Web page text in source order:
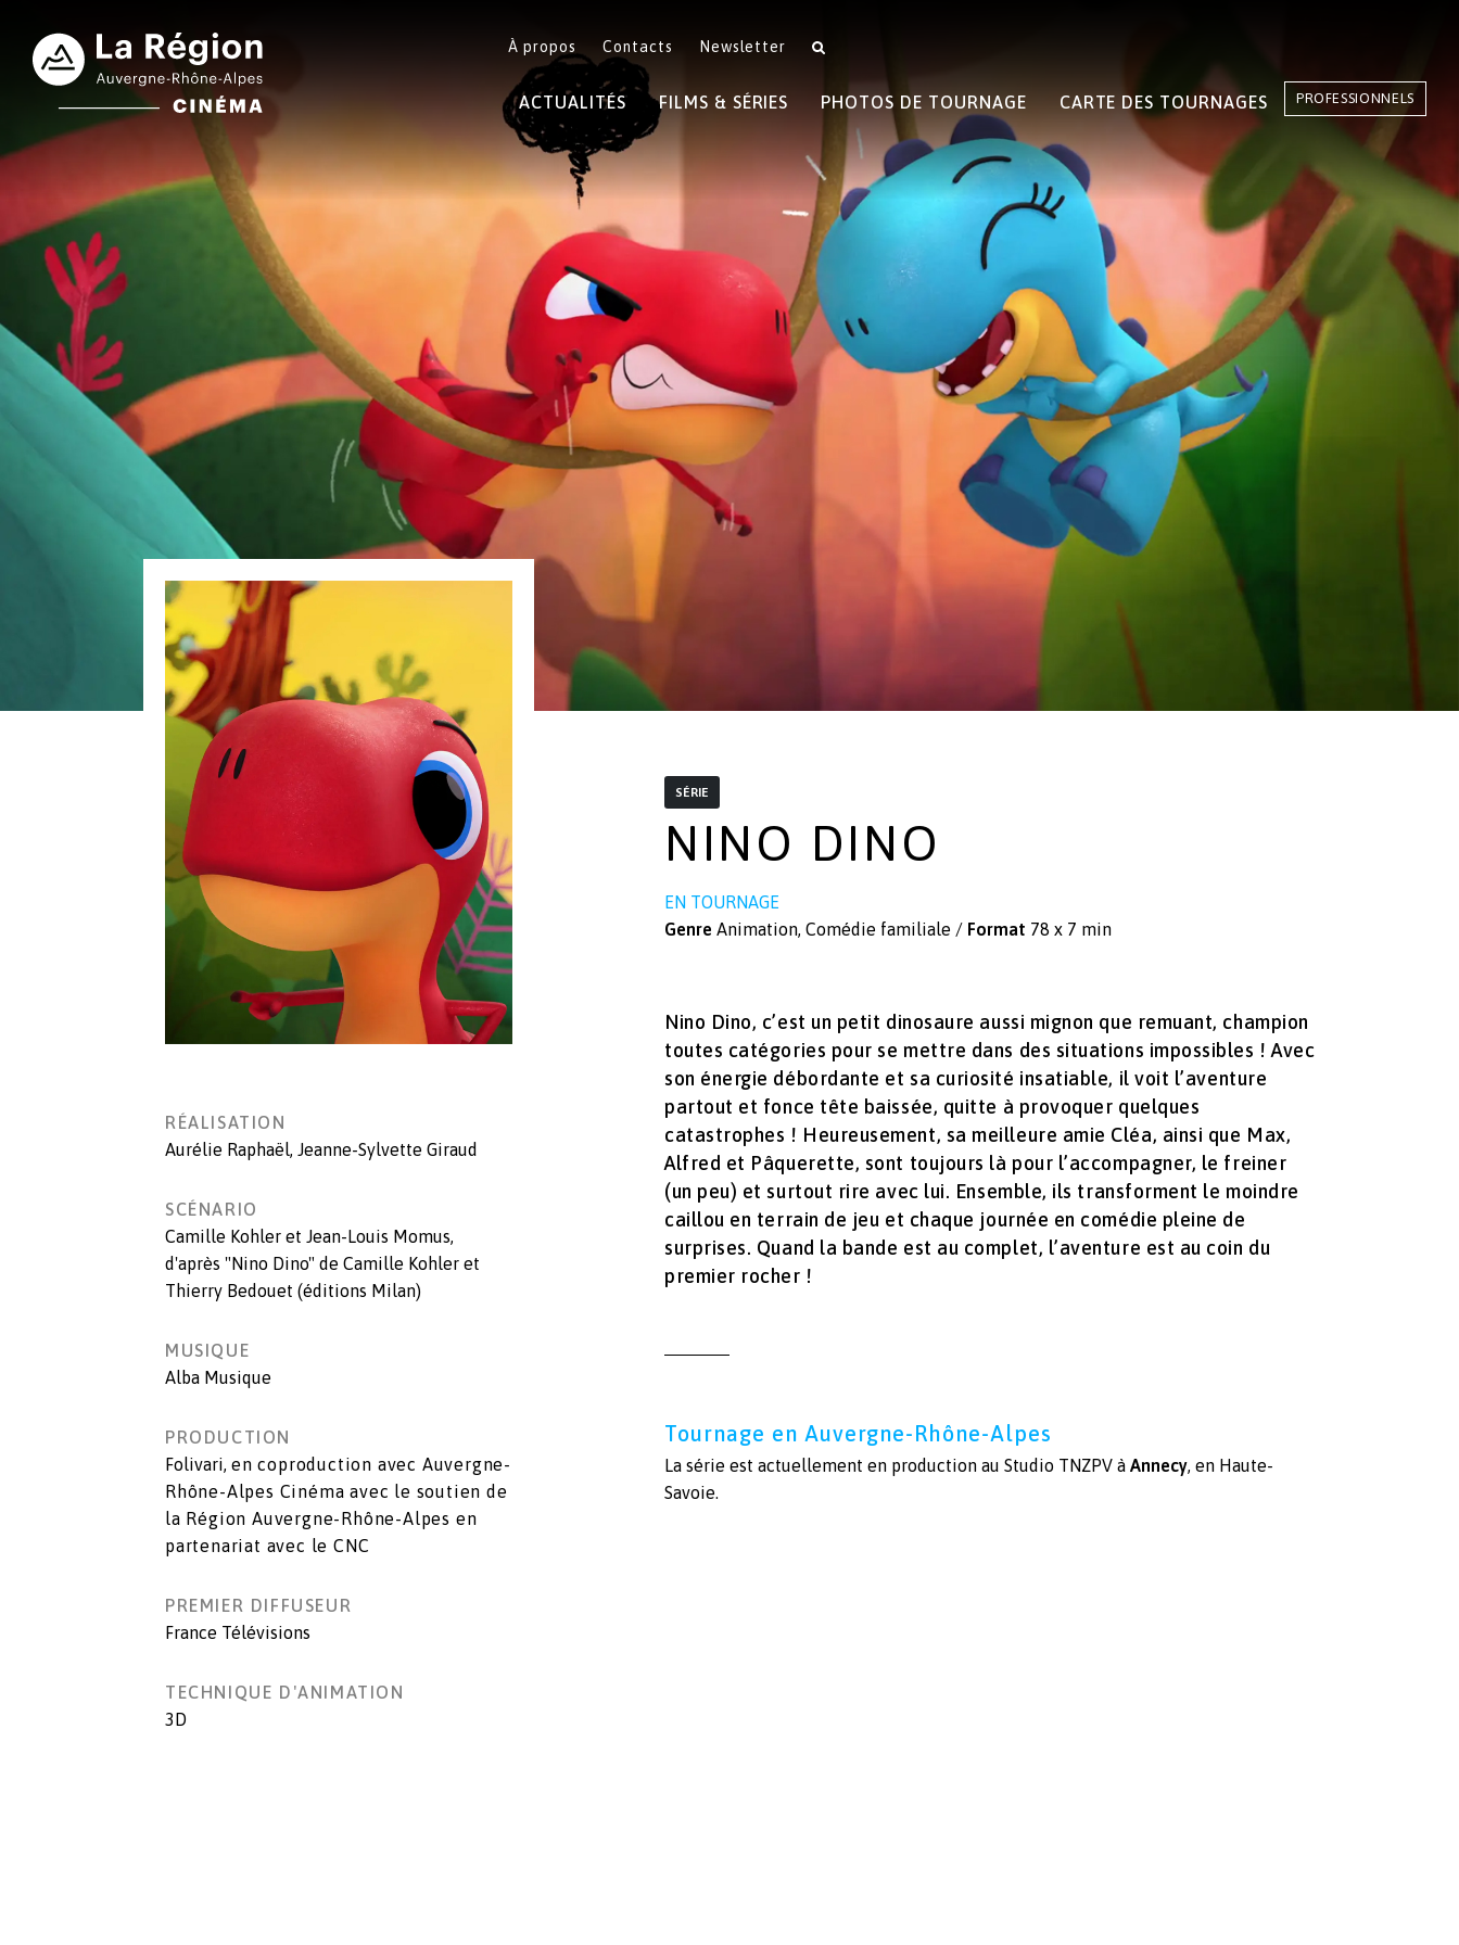
À propos Contacts Newsletter
ACTUALITÉS FILMS & SÉRIES PHOTOS DE TOURNAGE CARTE DES TOURNAGES PROFESSIONNELS
RÉALISATION
Aurélie Raphaël, Jeanne-Sylvette Giraud
SCÉNARIO
Camille Kohler et Jean-Louis Momus,
d'après "Nino Dino" de Camille Kohler et
Thierry Bedouet (éditions Milan)
MUSIQUE
Alba Musique
PRODUCTION
Folivari, en coproduction avec Auvergne-
Rhône-Alpes Cinéma avec le soutien de
la Région Auvergne-Rhône-Alpes en
partenariat avec le CNC
PREMIER DIFFUSEUR
France Télévisions
TECHNIQUE D'ANIMATION
3D
SÉRIE
NINO DINO
EN TOURNAGE
Genre Animation, Comédie familiale / Format 78 x 7 min
Nino Dino, c’est un petit dinosaure aussi mignon que remuant, champion
toutes catégories pour se mettre dans des situations impossibles ! Avec
son énergie débordante et sa curiosité insatiable, il voit l’aventure
partout et fonce tête baissée, quitte à provoquer quelques
catastrophes ! Heureusement, sa meilleure amie Cléa, ainsi que Max,
Alfred et Pâquerette, sont toujours là pour l’accompagner, le freiner
(un peu) et surtout rire avec lui. Ensemble, ils transforment le moindre
caillou en terrain de jeu et chaque journée en comédie pleine de
surprises. Quand la bande est au complet, l’aventure est au coin du
premier rocher !
Tournage en Auvergne-Rhône-Alpes
La série est actuellement en production au Studio TNZPV à Annecy, en Haute-
Savoie.